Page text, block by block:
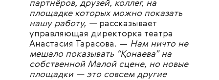
партнёров, друзей, коллег, на
площадке которых можно показать
нашу работу, —рассказывает
управляющая директорка театра
Анастасия Тарасова. — Нам ничто не
мешало показывать “Қонаева” на
собственной Малой сцене, но новые
площадки — это совсем другие